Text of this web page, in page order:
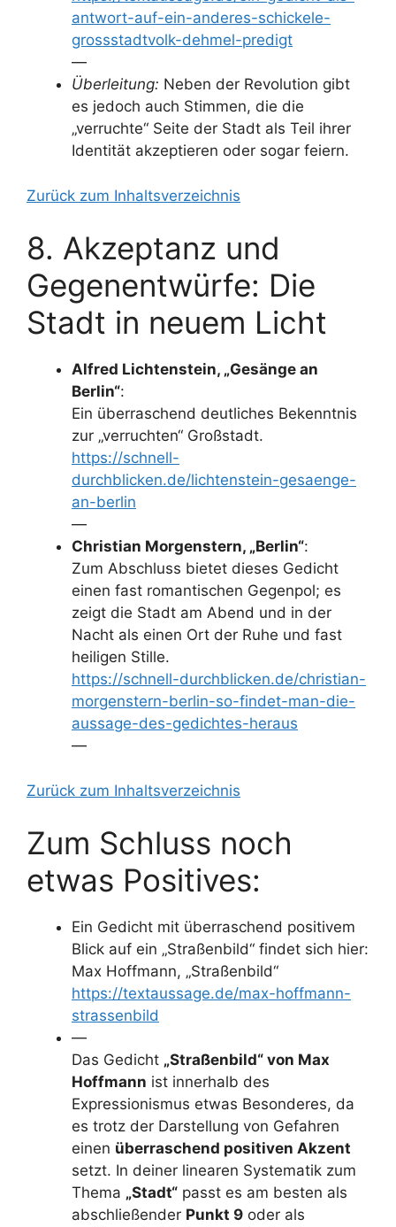
antwort-auf-ein-anderes-schickele-
grossstadtvolk-dehmel-predigt
—
Überleitung: Neben der Revolution gibt
es jedoch auch Stimmen, die die
„verruchte“ Seite der Stadt als Teil ihrer
Identität akzeptieren oder sogar feiern.
Zurück zum Inhaltsverzeichnis
8. Akzeptanz und
Gegenentwürfe: Die
Stadt in neuem Licht
Alfred Lichtenstein, „Gesänge an
Berlin“:
Ein überraschend deutliches Bekenntnis
zur „verruchten“ Großstadt.
https://schnell-
durchblicken.de/lichtenstein-gesaenge-
an-berlin
—
Christian Morgenstern, „Berlin“:
Zum Abschluss bietet dieses Gedicht
einen fast romantischen Gegenpol; es
zeigt die Stadt am Abend und in der
Nacht als einen Ort der Ruhe und fast
heiligen Stille.
https://schnell-durchblicken.de/christian-
morgenstern-berlin-so-findet-man-die-
aussage-des-gedichtes-heraus
—
Zurück zum Inhaltsverzeichnis
Zum Schluss noch
etwas Positives:
Ein Gedicht mit überraschend positivem
Blick auf ein „Straßenbild“ findet sich hier:
Max Hoffmann, „Straßenbild“
https://textaussage.de/max-hoffmann-
strassenbild
—
Das Gedicht „Straßenbild“ von Max
Hoffmann ist innerhalb des
Expressionismus etwas Besonderes, da
es trotz der Darstellung von Gefahren
einen überraschend positiven Akzent
setzt. In deiner linearen Systematik zum
Thema „Stadt“ passt es am besten als
abschließender Punkt 9 oder als